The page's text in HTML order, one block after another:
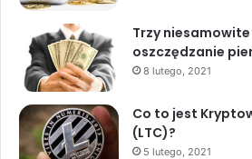
Trzy
oszczędzanie
8 lutego, 2021
Co to jest
(LTC)?
5 lutego, 2021